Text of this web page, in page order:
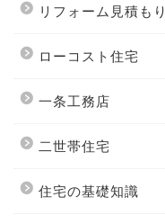
リフォーム見積もり
ローコスト住宅
一条工務店
二世帯住宅
住宅の基礎知識